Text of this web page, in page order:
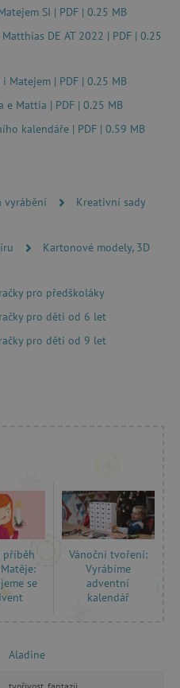
SI | PDF | 0.25 MB
DE AT 2022 | PDF | 0.25
Matejem | PDF | 0.25 MB
e Mattia | PDF | 0.25 MB
kalendáře | PDF | 0.59 MB
vyrábění
Kreativní sady
Kartonové modely, 3D
pro předškoláky
pro děti od 6 let
pro děti od 9 let
příběh
se
Vánoční tvoření:
Vyrábíme
adventní
kalendář
Aladine
Doména
Cloudflare Inc.
CookieScript
www.agatinsvet.cz